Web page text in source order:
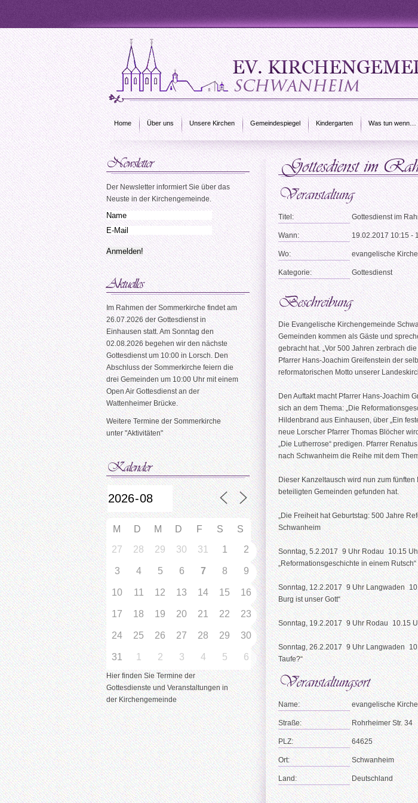
Home Über uns Unsere Kirchen Gemeindespiegel Kindergarten Was tun wenn…
Titel: Gottesdienst im
Wann: 19.02.2017 10:15 -
Wo: evangelische Kirche
Kategorie: Gottesdienst
Die Evangelische Kirchengemeinde
Gemeinden kommen als Gäste und
gebracht hat. „Vor 500 Jahren zerbrach
Pfarrer Hans-Joachim Greifenstein der
reformatorischen Motto unserer
Den Auftakt macht Pfarrer Hans-Joachim
sich an dem Thema: „Die
Hildenbrand aus Einhausen, über „Ein
neue Lorscher Pfarrer Thomas Blöcher
„Die Lutherrose“ predigen. Pfarrer
nach Schwanheim die Reihe mit dem
Dieser Kanzeltausch wird nun zum
beteiligten Gemeinden gefunden hat.
„Die Freiheit hat Geburtstag: 500 Jahre
Schwanheim
Sonntag, 5.2.2017 9 Uhr Rodau 10.15
„Reformationsgeschichte in einem Rutsch“
Sonntag, 12.2.2017 9 Uhr Langwaden
Burg ist unser Gott“
Sonntag, 19.2.2017 9 Uhr Rodau 10.15
Sonntag, 26.2.2017 9 Uhr Langwaden
Taufe?“
Name: evangelische Kirche
Straße: Rohrheimer Str. 34
PLZ: 64625
Ort: Schwanheim
Land: Deutschland
Der Newsletter informiert Sie über das
Neuste in der Kirchengemeinde.
Im Rahmen der Sommerkirche findet am
26.07.2026 der Gottesdienst in
Einhausen statt. Am Sonntag den
02.08.2026 begehen wir den nächste
Gottesdienst um 10:00 in Lorsch. Den
Abschluss der Sommerkirche feiern die
drei Gemeinden um 10:00 Uhr mit einem
Open Air Gottesdienst an der
Wattenheimer Brücke.
Weitere Termine der Sommerkirche
unter "Aktivitäten"
M D M D F S
S
27
28 29 30 31 1 2
3 4 5 6 7 8 9
10 11 12 13 14 15 16
17 18 19 20 21 22 23
24 25 26 27 28 29 30
31 1 2 3 4 5 6
Hier finden Sie Termine der
Gottesdienste und Veranstaltungen in
der Kirchengemeinde